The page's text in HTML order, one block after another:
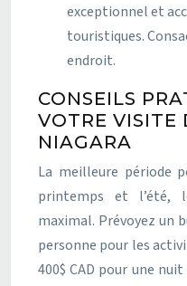
exceptionnel et
touristiques.
endroit.
CONSEILS
VOTRE VISITE
NIAGARA
La meilleure période
printemps et l’été,
maximal. Prévoyez un
personne pour les
400$ CAD pour une